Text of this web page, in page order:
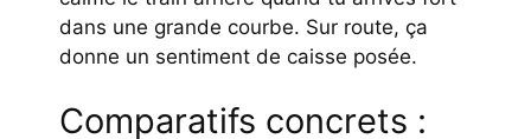
dans une grande courbe. Sur route, ça
donne un sentiment de caisse posée.
Comparatifs concrets :